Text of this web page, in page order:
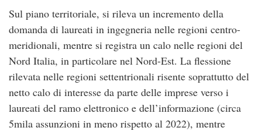
Sul piano territoriale, si rileva un incremento della
domanda di laureati in ingegneria nelle regioni centro-
meridionali, mentre si registra un calo nelle regioni del
Nord Italia, in particolare nel Nord-Est. La flessione
rilevata nelle regioni settentrionali risente soprattutto del
netto calo di interesse da parte delle imprese verso i
laureati del ramo elettronico e dell’informazione (circa
5mila assunzioni in meno rispetto al 2022), mentre